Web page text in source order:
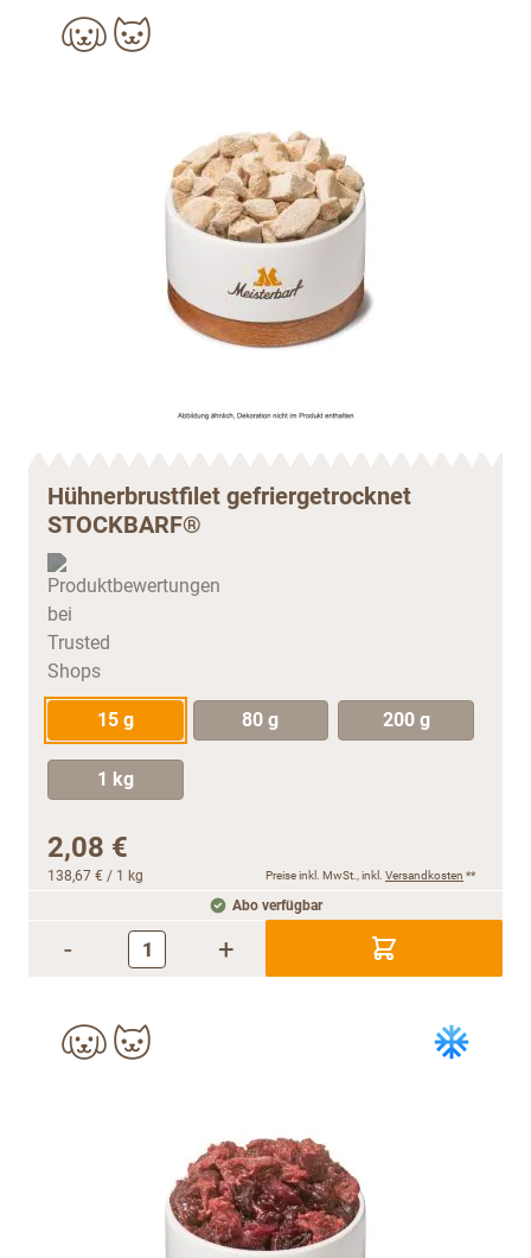
Hühnerbrustfilet gefriergetrocknet
STOCKBARF®
15 g 80 g 200 g
1 kg
2,08 €
138,67 € / 1 kg Preise inkl. MwSt., inkl. Versandkosten **
Abo verfügbar
- +